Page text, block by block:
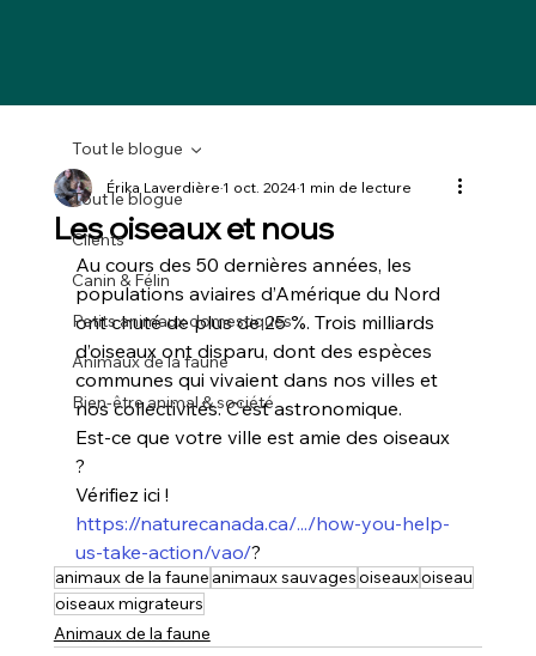
Tout le blogue
Clients
Canin & Félin
Petits animaux domestiques
Animaux de la faune
Bien-être animal & société
Tout le blogue
Les oiseaux et nous
Érika Laverdière1 oct. 20241 min de lecture
Au cours des 50 dernières années, les
populations aviaires d’Amérique du Nord
ont chuté de plus de 25 %. Trois milliards
d’oiseaux ont disparu, dont des espèces
communes qui vivaient dans nos villes et
nos collectivités. C’est astronomique.
Est-ce que votre ville est amie des oiseaux
?
Vérifiez ici !
https://naturecanada.ca/.../how-you-help-
us-take-action/vao/?
animaux de la faune animaux sauvagesoiseauxoiseau
oiseaux migrateurs
Animaux de la faune